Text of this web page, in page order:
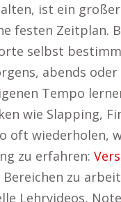
ist ein
festen Zeitplan.
selbst
abends
Tempo
wie Slapping,
oft wiederholen,
zu erfahren:
zu
Lehrvideos,